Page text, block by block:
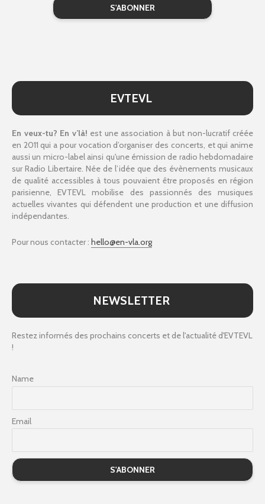
EVTEVL
En veux-tu? En v’là! est une association à but non-lucratif créée
en 2011 qui a pour vocation d’organiser des concerts, et qui anime
aussi un micro-label ainsi qu'une émission de radio hebdomadaire
sur Radio Libertaire. Née de l’idée que des évènements musicaux
de qualité accessibles à tous pouvaient être proposés en région
parisienne, EVTEVL mobilise des passionnés des musiques
actuelles vivantes qui défendent une production et une diffusion
indépendantes.
Pour nous contacter : hello@en-vla.org
NEWSLETTER
Restez informés des prochains concerts et de l'actualité d'EVTEVL
!
Name
Email